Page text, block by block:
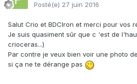
Posté(e) 27 juin 2016
Salut Crio et BDCIron et merci pour vos
Je suis quasiment sûr que c 'est de
crioceras...)
Par contre je veux bien voir une photo
si ça ne te dérange pas